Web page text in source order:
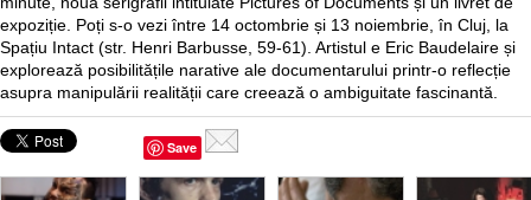
expoziție. Poți s-o vezi între 14 octombrie și 13 noiembrie, în Cluj, la
Spațiu Intact (str. Henri Barbusse, 59-61). Artistul e Eric Baudelaire și
explorează posibilitățile narative ale documentarului printr-o reflecție
asupra manipulării realității care creează o ambiguitate fascinantă.
Save